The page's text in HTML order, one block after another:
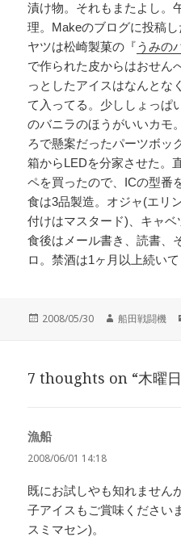
漬け物。それもまたよし。
理。Makeのブログに投稿
ヤツは松崎製菓の『うみの
で作られた皮からはおせん
っとしたアイスはなんとな
て入ってる。少ししょっぱ
のバニラのほうがいいカモ
ろで懸案だったパーツボッ
箱からLEDを分家させた。
ペを買ったので、ICの型番
食は3品製造。オジャ(エリ
付けはマスタード)、キャベ
食後はメール書き、読書、
ロ。禁酒は1ヶ月以上続いて
投
2008/05/30
作
船田戦闘機
7 thoughts on “木曜
漁船よ
り:
2008/06/01 14:18
既にお試しやも知れません
子アイスもご賞味ください
スミマセン)。